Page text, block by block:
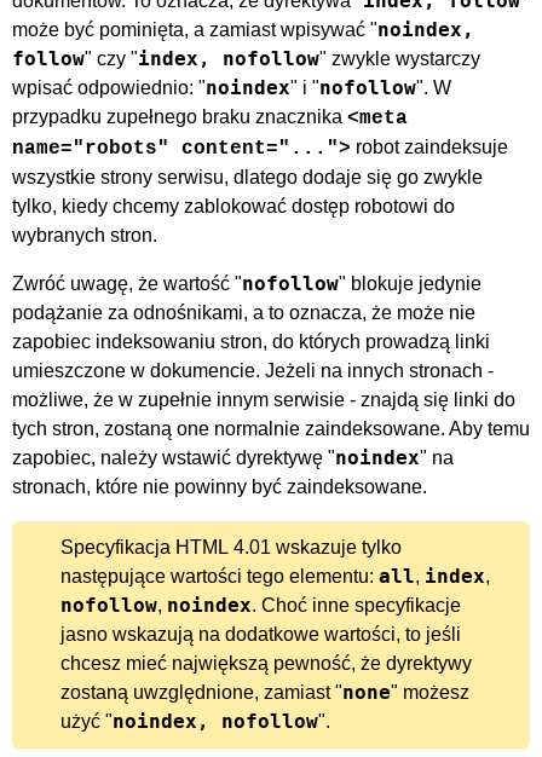
może być pominięta, a zamiast wpisywać "noindex,
follow" czy "index, nofollow" zwykle wystarczy
wpisać odpowiednio: "noindex" i "nofollow". W
przypadku zupełnego braku znacznika <meta
name="robots" content="..."> robot zaindeksuje
wszystkie strony serwisu, dlatego dodaje się go zwykle
tylko, kiedy chcemy zablokować dostęp robotowi do
wybranych stron.
Zwróć uwagę, że wartość "nofollow" blokuje jedynie
podążanie za odnośnikami, a to oznacza, że może nie
zapobiec indeksowaniu stron, do których prowadzą linki
umieszczone w dokumencie. Jeżeli na innych stronach -
możliwe, że w zupełnie innym serwisie - znajdą się linki do
tych stron, zostaną one normalnie zaindeksowane. Aby temu
zapobiec, należy wstawić dyrektywę "noindex" na
stronach, które nie powinny być zaindeksowane.
Specyfikacja HTML 4.01 wskazuje tylko
następujące wartości tego elementu: all, index,
nofollow, noindex. Choć inne specyfikacje
jasno wskazują na dodatkowe wartości, to jeśli
chcesz mieć największą pewność, że dyrektywy
zostaną uwzględnione, zamiast "none" możesz
użyć "noindex, nofollow".